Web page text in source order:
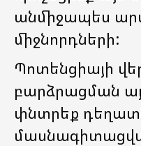
անմիջապես
միջնորդների:
Պոտենցիայի
բարձրացման
փնտրեք